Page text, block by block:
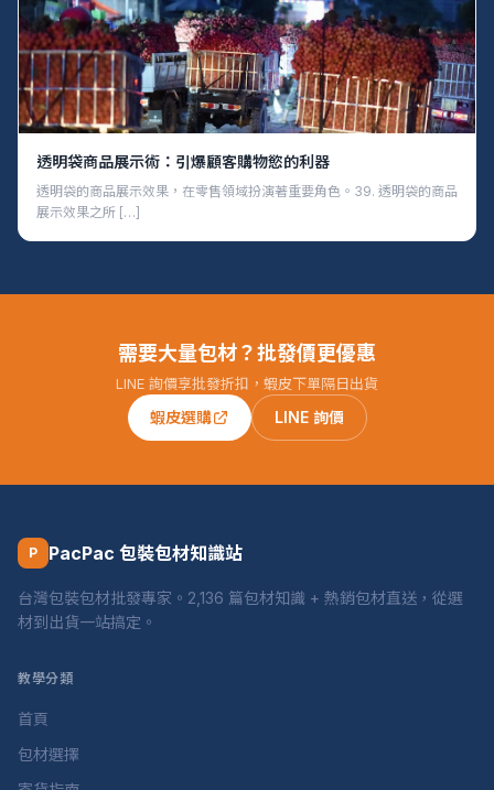
透明袋商品展示術：引爆顧客購物慾的利器
透明袋的商品展示效果，在零售領域扮演著重要角色。39. 透明袋的商品
展示效果之所 […]
需要大量包材？批發價更優惠
LINE 詢價享批發折扣，蝦皮下單隔日出貨
蝦皮選購 LINE 詢價
P PacPac 包裝包材知識站
台灣包裝包材批發專家。2,136 篇包材知識 + 熱銷包材直送，從選
材到出貨一站搞定。
教學分類
首頁
包材選擇